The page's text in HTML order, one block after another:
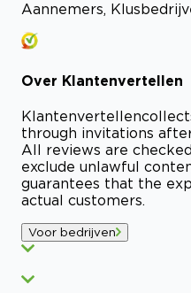
Aannemers,
Over Klantenvertellen
Klantenvertellen
through invitations
All reviews are
exclude unlawful
guarantees that the
actual customers.
Voor bedrijven